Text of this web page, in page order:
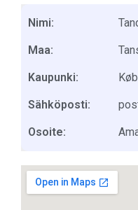
Nimi:
Maa:
Kaupunki:
Sähköposti:
Osoite: